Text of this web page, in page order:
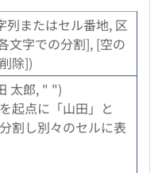
列またはセル番地, 区
文字での分割], [空の
除])
太郎, " ")
起点に「山田」と
割し別々のセルに表